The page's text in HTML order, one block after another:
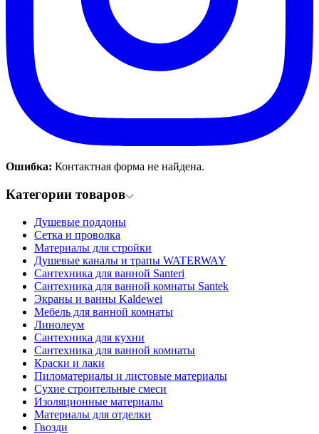
Ошибка: Контактная форма не найдена.
Категории товаров
Душевые поддоны
Сетка и проволка
Материалы для стройки
Душевые каналы и трапы WATERWAY
Сантехника для ванной Santeri
Сантехника для ванной комнаты Santek
Экраны и ванны Kaldewei
Мебель для ванной комнаты
Линолеум
Сантехника для кухни
Сантехника для ванной комнаты
Краски и лаки
Пиломатериалы и листовые материалы
Сухие строительные смеси
Изоляционные материалы
Материалы для отделки
Гвозди